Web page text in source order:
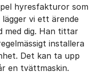
hyresfakturor som
vi ett ärende
med dig. Han tittar
installera
Det kan ta upp
en tvättmaskin.